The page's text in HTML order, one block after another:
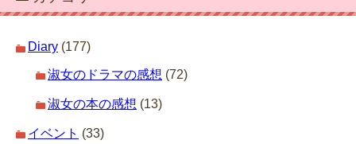
Diary (177)
淑女のドラマの感想 (72)
淑女の本の感想 (13)
イベント (33)